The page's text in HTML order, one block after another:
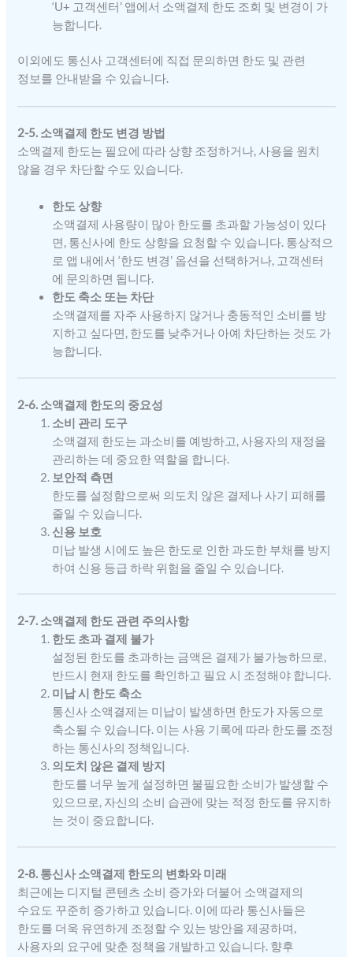
‘U+ 고객센터’ 앱에서 소액결제 한도 조회 및 변경이 가
능합니다.
이외에도 통신사 고객센터에 직접 문의하면 한도 및 관련
정보를 안내받을 수 있습니다.
2-5. 소액결제 한도 변경 방법
소액결제 한도는 필요에 따라 상향 조정하거나, 사용을 원치
않을 경우 차단할 수도 있습니다.
한도 상향
소액결제 사용량이 많아 한도를 초과할 가능성이 있다
면, 통신사에 한도 상향을 요청할 수 있습니다. 통상적으
로 앱 내에서 ‘한도 변경’ 옵션을 선택하거나, 고객센터
에 문의하면 됩니다.
한도 축소 또는 차단
소액결제를 자주 사용하지 않거나 충동적인 소비를 방
지하고 싶다면, 한도를 낮추거나 아예 차단하는 것도 가
능합니다.
2-6. 소액결제 한도의 중요성
소비 관리 도구
소액결제 한도는 과소비를 예방하고, 사용자의 재정을
관리하는 데 중요한 역할을 합니다.
보안적 측면
한도를 설정함으로써 의도치 않은 결제나 사기 피해를
줄일 수 있습니다.
신용 보호
미납 발생 시에도 높은 한도로 인한 과도한 부채를 방지
하여 신용 등급 하락 위험을 줄일 수 있습니다.
2-7. 소액결제 한도 관련 주의사항
한도 초과 결제 불가
설정된 한도를 초과하는 금액은 결제가 불가능하므로,
반드시 현재 한도를 확인하고 필요 시 조정해야 합니다.
미납 시 한도 축소
통신사 소액결제는 미납이 발생하면 한도가 자동으로
축소될 수 있습니다. 이는 사용 기록에 따라 한도를 조정
하는 통신사의 정책입니다.
의도치 않은 결제 방지
한도를 너무 높게 설정하면 불필요한 소비가 발생할 수
있으므로, 자신의 소비 습관에 맞는 적정 한도를 유지하
는 것이 중요합니다.
2-8. 통신사 소액결제 한도의 변화와 미래
최근에는 디지털 콘텐츠 소비 증가와 더불어 소액결제의
수요도 꾸준히 증가하고 있습니다. 이에 따라 통신사들은
한도를 더욱 유연하게 조정할 수 있는 방안을 제공하며,
사용자의 요구에 맞춘 정책을 개발하고 있습니다. 향후